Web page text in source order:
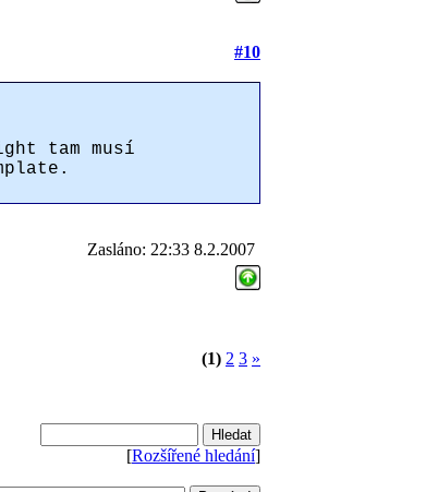
#10
tam musí
Zasláno: 22:33 8.2.2007
(1) 2 3 »
[Rozšířené hledání]